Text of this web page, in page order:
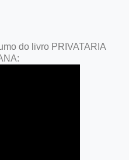
do livro PRIVATARIA